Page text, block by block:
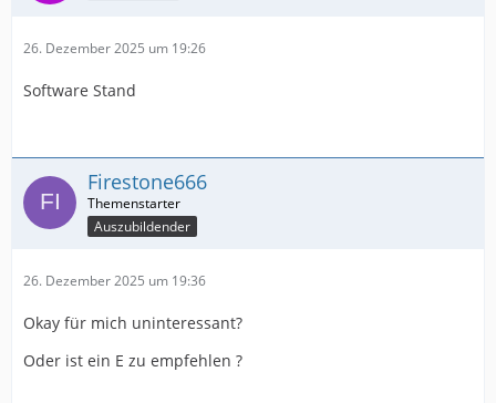
26. Dezember 2025 um 19:26
Software Stand
Firestone666
Auszubildender
26. Dezember 2025 um 19:36
Okay für mich uninteressant?
Oder ist ein E zu empfehlen ?